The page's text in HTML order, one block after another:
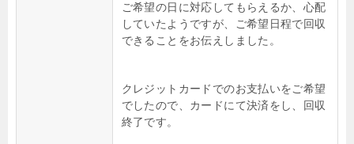
ご希望の日に対応してもらえるか、心配
していたようですが、ご希望日程で回収
できることをお伝えしました。
クレジットカードでのお支払いをご希望
でしたので、カードにて決済をし、回収
終了です。